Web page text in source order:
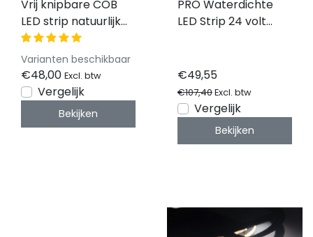
Vrij knipbare COB
LED strip natuurlijk
wit 12W 1200LM
528LED p/m 24VDC
IP20 4000K – 5
meter
Varianten beschikbaar
€48,00 Excl. btw
Vergelijk
Bekijken
PRO Waterdichte
LED Strip 24 volt
p/m IP68 CRI90 - 5
meter
€49,55
€107,40Excl. btw
Vergelijk
Bekijken